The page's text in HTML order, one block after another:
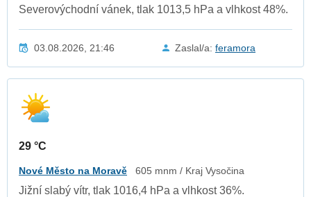
Severovýchodní vánek, tlak 1013,5 hPa a vlhkost 48%.
03.08.2026, 21:46 Zaslal/a: feramora
29 °C
Nové Město na Moravě 605 mnm / Kraj Vysočina
Jižní slabý vítr, tlak 1016,4 hPa a vlhkost 36%.